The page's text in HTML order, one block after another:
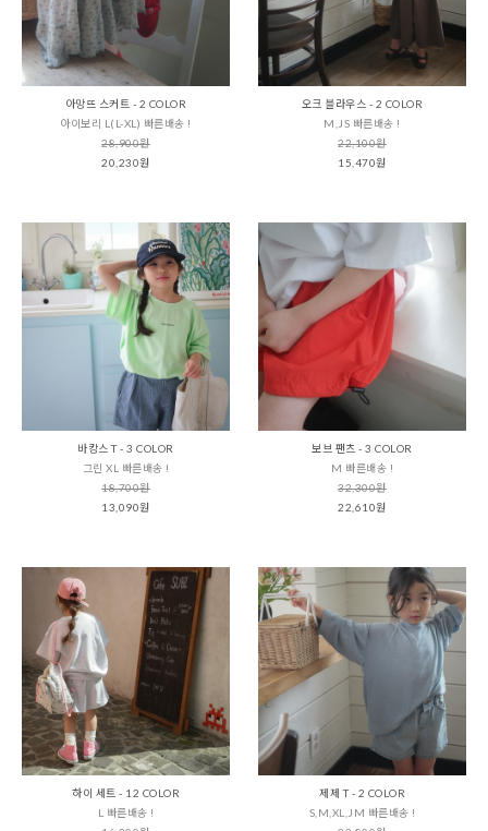
아망뜨 스커트 - 2 COLOR
아이보리 L(L-XL) 빠른배송 !
28,900원
20,230원
오크 블라우스 - 2 COLOR
M,JS 빠른배송 !
22,100원
15,470원
바캉스 T - 3 COLOR
그린 XL 빠른배송 !
18,700원
13,090원
보브 팬츠 - 3 COLOR
M 빠른배송 !
32,300원
22,610원
하이 세트 - 12 COLOR
L 빠른배송 !
제제 T - 2 COLOR
S,M,XL,JM 빠른배송 !